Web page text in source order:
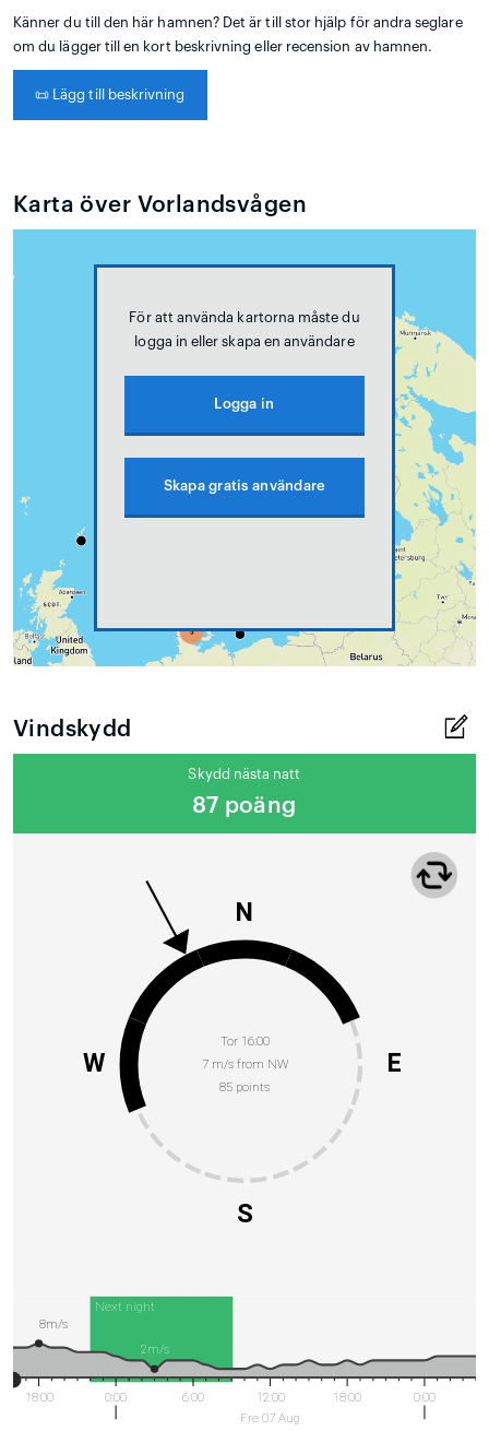
Känner du till den här hamnen? Det är till stor hjälp för andra seglare
om du lägger till en kort beskrivning eller recension av hamnen.
📜 Lägg till beskrivning
Karta över Vorlandsvågen
För att använda kartorna måste du
logga in eller skapa en användare
Logga in
Skapa gratis användare
Vindskydd
Skydd nästa natt
87 poäng
Tor 16:00
7 m/s from NW
85 points
N
E
S
W
Next night
18:00 0:00 6:00
12:00
Fre 07 Aug
18:00 0:00
8m/s
2m/s